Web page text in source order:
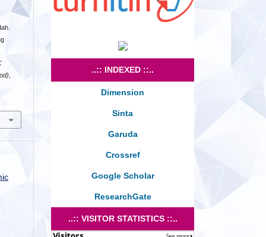
..:: INDEXED ::..
Dimension
Sinta
Garuda
Crossref
Google Scholar
ResearchGate
..:: VISITOR STATISTICS ::..